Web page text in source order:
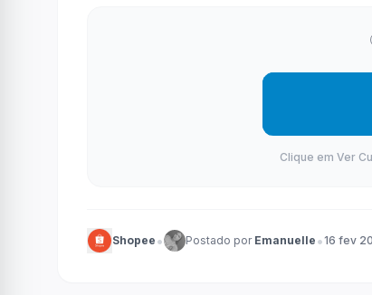
Clique em Ver
Shopee • Postado por Emanuelle •16 fev